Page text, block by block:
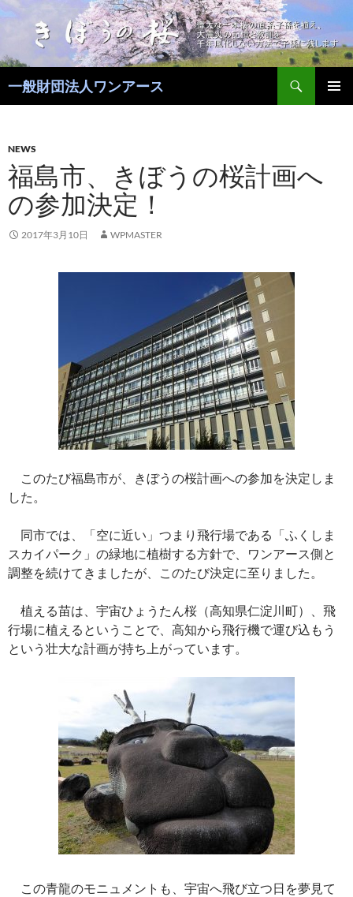
コ
ン
ツ
へ
プ
一般財団法人ワンアース
NEWS
福島市、きぼうの桜計画へ
の参加決定！
2017年3月10日 WPMASTER
このたび福島市が、きぼうの桜計画への参加を決定しま
した。
同市では、「空に近い」つまり飛行場である「ふくしま
スカイパーク」の緑地に植樹する方針で、ワンアース側と
調整を続けてきましたが、このたび決定に至りました。
植える苗は、宇宙ひょうたん桜（高知県仁淀川町）、飛
行場に植えるということで、高知から飛行機で運び込もう
という壮大な計画が持ち上がっています。
この青龍のモニュメントも、宇宙へ飛び立つ日を夢見て